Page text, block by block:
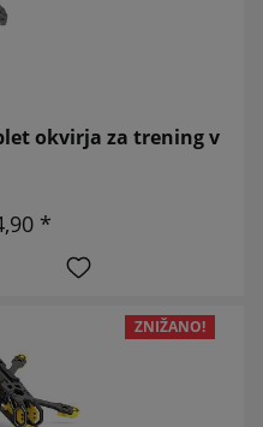
okvirja za trening v
*
ZNIŽANO!